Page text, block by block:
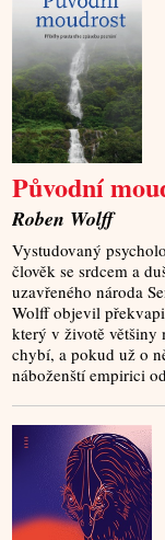
Původní
Roben Wolff
Vystudovaný
člověk se srdcem a
uzavřeného národa
Wolff objevil
který v životě většiny
chybí, a pokud už o
náboženští empirici